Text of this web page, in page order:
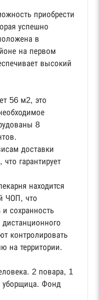
приобрести
успешно
в
на первом
высокий
56 м2, это
8
доставки
гарантирует
находится
ЧОП, что
и сохранность
контролировать
на территории.
2 повара, 1
уборщица. Фонд